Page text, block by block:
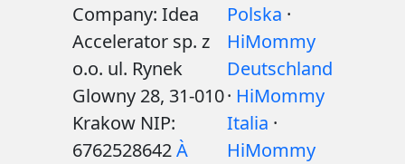
Company: Idea
Accelerator sp. z
o.o. ul. Rynek
Glowny 28, 31-010
Krakow NIP:
6762528642À
Polska ·
HiMommy
Deutschland
· HiMommy
Italia ·
HiMommy